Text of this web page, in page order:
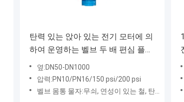
탄력 있는 앉아 있는 전기 모터에 의
하여 운영하는 벨브 두 배 편심 플랜
지 끝
옆:DN50-DN1000
압력:PN10/PN16/150 psi/200 psi
벨브 몸통 물자:무쇠, 연성이 있는 철, 탄소 강철, 스테인리스, 등